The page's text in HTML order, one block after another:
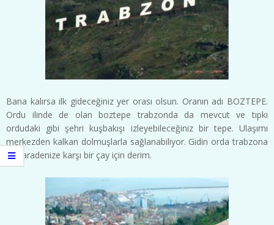
Bana kalırsa ilk gideceğiniz yer orası olsun. Oranın adı BOZTEPE.
Ordu ilinde de olan boztepe trabzonda da mevcut ve tıpkı
ordudaki gibi şehri kuşbakışı izleyebileceğiniz bir tepe. Ulaşımı
merkezden kalkan dolmuşlarla sağlanabiliyor. Gidin orda trabzona
ve karadenize karşı bir çay için derim.